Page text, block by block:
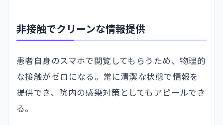
非接触でクリーンな情報提供
患者自身のスマホで閲覧してもらうため、物理的
な接触がゼロになる。常に清潔な状態で情報を
提供でき、院内の感染対策としてもアピールでき
る。